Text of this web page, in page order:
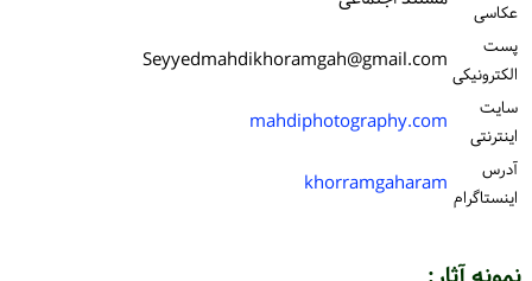
عکاسی
پست
الكترونیكی Seyyedmahdikhoramgah@gmail.com
سایت
اینترنتی
mahdiphotography.com
آدرس
اینستاگرام khorramgaharam